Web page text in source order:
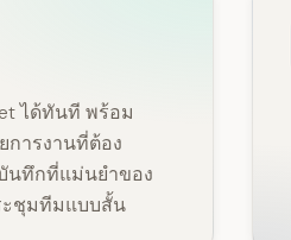
ได้ทันที พร้อม
การงานที่ต้อง
นทึกที่แม่นยำของ
ะชุมทีมแบบสั้น